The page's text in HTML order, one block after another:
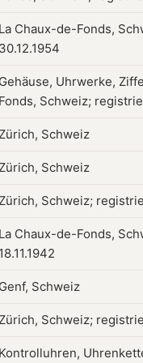
La Chaux-de-Fonds,
30.12.1954
Gehäuse, Uhrwerke,
Fonds, Schweiz;
Zürich, Schweiz
Zürich, Schweiz
Zürich, Schweiz;
La Chaux-de-Fonds,
18.11.1942
Genf, Schweiz
Zürich, Schweiz;
Kontrolluhren,